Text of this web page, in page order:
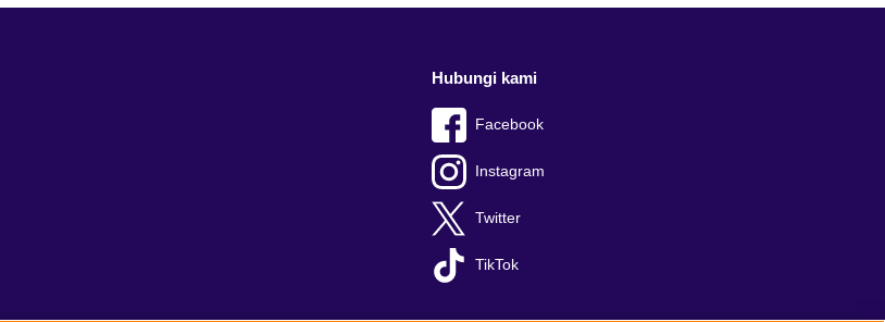
Hubungi kami
Facebook
Instagram
Twitter
TikTok